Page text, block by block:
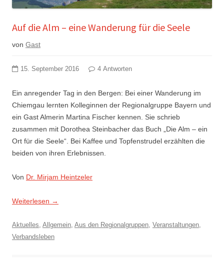
Auf die Alm – eine Wanderung für die Seele
von Gast
15. September 2016 4 Antworten
Ein anregender Tag in den Bergen: Bei einer Wanderung im
Chiemgau lernten Kolleginnen der Regionalgruppe Bayern und
ein Gast Almerin Martina Fischer kennen. Sie schrieb
zusammen mit Dorothea Steinbacher das Buch „Die Alm – ein
Ort für die Seele“. Bei Kaffee und Topfenstrudel erzählten die
beiden von ihren Erlebnissen.
Von Dr. Mirjam Heintzeler
Weiterlesen →
Aktuelles, Allgemein, Aus den Regionalgruppen, Veranstaltungen,
Verbandsleben